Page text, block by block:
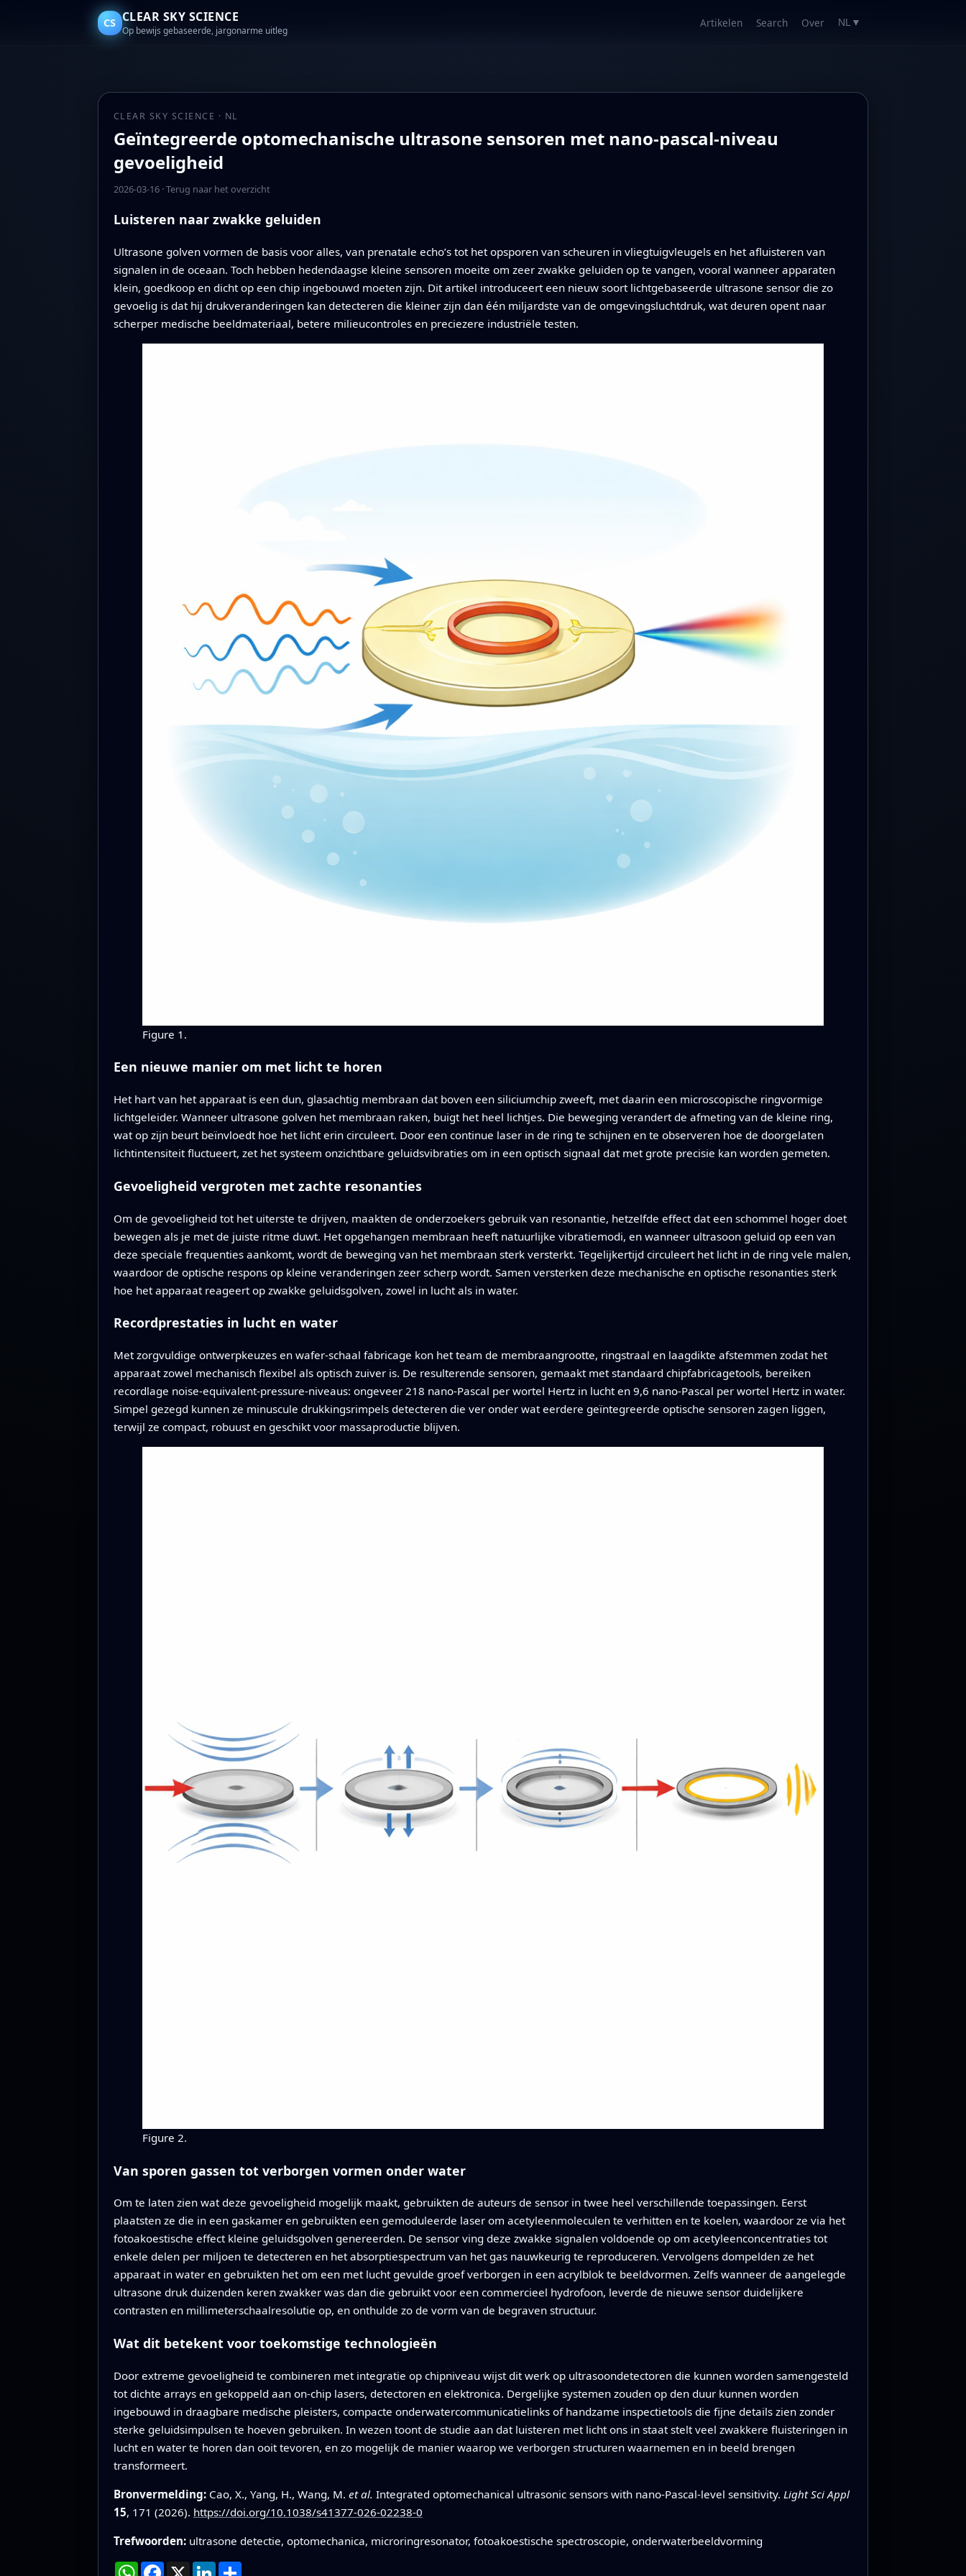
CS CLEAR SKY SCIENCE
Op bewijs gebaseerde, jargonarme uitleg
Artikelen Search Over NL ▼
CLEAR SKY SCIENCE · NL
Geïntegreerde optomechanische ultrasone sensoren met nano-pascal-niveau
gevoeligheid
2026-03-16·Terug naar het overzicht
Luisteren naar zwakke geluiden
Ultrasone golven vormen de basis voor alles, van prenatale echo’s tot het opsporen van scheuren in vliegtuigvleugels en het afluisteren van
signalen in de oceaan. Toch hebben hedendaagse kleine sensoren moeite om zeer zwakke geluiden op te vangen, vooral wanneer apparaten
klein, goedkoop en dicht op een chip ingebouwd moeten zijn. Dit artikel introduceert een nieuw soort lichtgebaseerde ultrasone sensor die zo
gevoelig is dat hij drukveranderingen kan detecteren die kleiner zijn dan één miljardste van de omgevingsluchtdruk, wat deuren opent naar
scherper medische beeldmateriaal, betere milieucontroles en preciezere industriële testen.
Figure 1.
Een nieuwe manier om met licht te horen
Het hart van het apparaat is een dun, glasachtig membraan dat boven een siliciumchip zweeft, met daarin een microscopische ringvormige
lichtgeleider. Wanneer ultrasone golven het membraan raken, buigt het heel lichtjes. Die beweging verandert de afmeting van de kleine ring,
wat op zijn beurt beïnvloedt hoe het licht erin circuleert. Door een continue laser in de ring te schijnen en te observeren hoe de doorgelaten
lichtintensiteit fluctueert, zet het systeem onzichtbare geluidsvibraties om in een optisch signaal dat met grote precisie kan worden gemeten.
Gevoeligheid vergroten met zachte resonanties
Om de gevoeligheid tot het uiterste te drijven, maakten de onderzoekers gebruik van resonantie, hetzelfde effect dat een schommel hoger doet
bewegen als je met de juiste ritme duwt. Het opgehangen membraan heeft natuurlijke vibratiemodi, en wanneer ultrasoon geluid op een van
deze speciale frequenties aankomt, wordt de beweging van het membraan sterk versterkt. Tegelijkertijd circuleert het licht in de ring vele malen,
waardoor de optische respons op kleine veranderingen zeer scherp wordt. Samen versterken deze mechanische en optische resonanties sterk
hoe het apparaat reageert op zwakke geluidsgolven, zowel in lucht als in water.
Recordprestaties in lucht en water
Met zorgvuldige ontwerpkeuzes en wafer-schaal fabricage kon het team de membraangrootte, ringstraal en laagdikte afstemmen zodat het
apparaat zowel mechanisch flexibel als optisch zuiver is. De resulterende sensoren, gemaakt met standaard chipfabricagetools, bereiken
recordlage noise-equivalent-pressure-niveaus: ongeveer 218 nano-Pascal per wortel Hertz in lucht en 9,6 nano-Pascal per wortel Hertz in water.
Simpel gezegd kunnen ze minuscule drukkingsrimpels detecteren die ver onder wat eerdere geïntegreerde optische sensoren zagen liggen,
terwijl ze compact, robuust en geschikt voor massaproductie blijven.
Figure 2.
Van sporen gassen tot verborgen vormen onder water
Om te laten zien wat deze gevoeligheid mogelijk maakt, gebruikten de auteurs de sensor in twee heel verschillende toepassingen. Eerst
plaatsten ze die in een gaskamer en gebruikten een gemoduleerde laser om acetyleenmoleculen te verhitten en te koelen, waardoor ze via het
fotoakoestische effect kleine geluidsgolven genereerden. De sensor ving deze zwakke signalen voldoende op om acetyleenconcentraties tot
enkele delen per miljoen te detecteren en het absorptiespectrum van het gas nauwkeurig te reproduceren. Vervolgens dompelden ze het
apparaat in water en gebruikten het om een met lucht gevulde groef verborgen in een acrylblok te beeldvormen. Zelfs wanneer de aangelegde
ultrasone druk duizenden keren zwakker was dan die gebruikt voor een commercieel hydrofoon, leverde de nieuwe sensor duidelijkere
contrasten en millimeterschaalresolutie op, en onthulde zo de vorm van de begraven structuur.
Wat dit betekent voor toekomstige technologieën
Door extreme gevoeligheid te combineren met integratie op chipniveau wijst dit werk op ultrasoondetectoren die kunnen worden samengesteld
tot dichte arrays en gekoppeld aan on-chip lasers, detectoren en elektronica. Dergelijke systemen zouden op den duur kunnen worden
ingebouwd in draagbare medische pleisters, compacte onderwatercommunicatielinks of handzame inspectietools die fijne details zien zonder
sterke geluidsimpulsen te hoeven gebruiken. In wezen toont de studie aan dat luisteren met licht ons in staat stelt veel zwakkere fluisteringen in
lucht en water te horen dan ooit tevoren, en zo mogelijk de manier waarop we verborgen structuren waarnemen en in beeld brengen
transformeert.
Bronvermelding: Cao, X., Yang, H., Wang, M. et al. Integrated optomechanical ultrasonic sensors with nano-Pascal-level sensitivity. Light Sci Appl
15, 171 (2026). https://doi.org/10.1038/s41377-026-02238-0
Trefwoorden: ultrasone detectie, optomechanica, microringresonator, fotoakoestische spectroscopie, onderwaterbeeldvorming
WhatsApp
Facebook
X LinkedIn
Deel